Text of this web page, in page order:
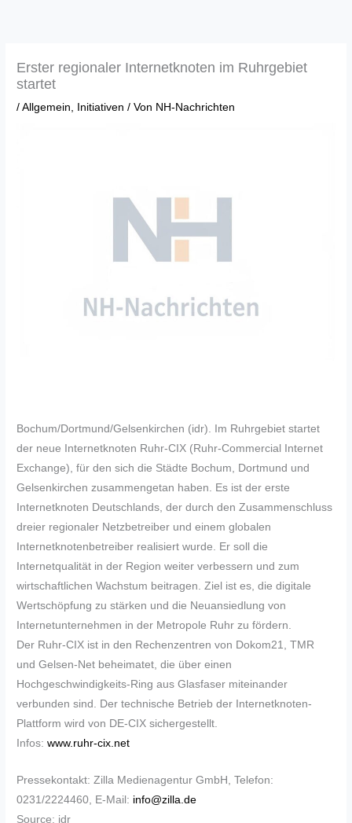
Erster regionaler Internetknoten im Ruhrgebiet
startet
/Allgemein, Initiativen / Von NH-Nachrichten
Bochum/Dortmund/Gelsenkirchen (idr). Im Ruhrgebiet startet
der neue Internetknoten Ruhr-CIX (Ruhr-Commercial Internet
Exchange), für den sich die Städte Bochum, Dortmund und
Gelsenkirchen zusammengetan haben. Es ist der erste
Internetknoten Deutschlands, der durch den Zusammenschluss
dreier regionaler Netzbetreiber und einem globalen
Internetknotenbetreiber realisiert wurde. Er soll die
Internetqualität in der Region weiter verbessern und zum
wirtschaftlichen Wachstum beitragen. Ziel ist es, die digitale
Wertschöpfung zu stärken und die Neuansiedlung von
Internetunternehmen in der Metropole Ruhr zu fördern.
Der Ruhr-CIX ist in den Rechenzentren von Dokom21, TMR
und Gelsen-Net beheimatet, die über einen
Hochgeschwindigkeits-Ring aus Glasfaser miteinander
verbunden sind. Der technische Betrieb der Internetknoten-
Plattform wird von DE-CIX sichergestellt.
Infos:www.ruhr-cix.net
Pressekontakt: Zilla Medienagentur GmbH, Telefon:
0231/2224460, E-Mail: info@zilla.de
Source: idr